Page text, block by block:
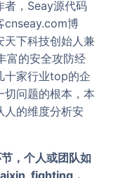
者，Seay源代码
cnseay.com博
天下科技创始人兼
富的安全攻防经
十家行业top的企
切问题的根本，本
人的维度分析安
，个人或团队如
，